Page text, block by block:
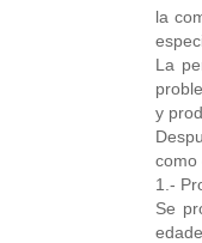
la
La
y
como
1.-
Se